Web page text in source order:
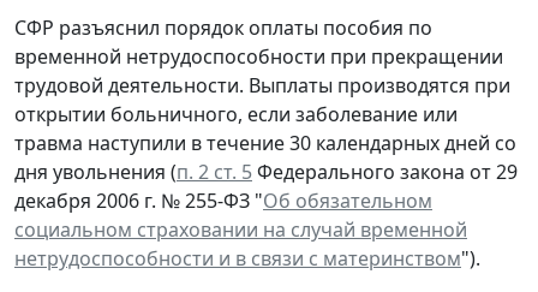
СФР разъяснил порядок оплаты пособия по
временной нетрудоспособности при прекращении
трудовой деятельности. Выплаты производятся при
открытии больничного, если заболевание или
травма наступили в течение 30 календарных дней со
дня увольнения (п. 2 ст. 5Федерального закона от 29
декабря 2006 г. № 255-ФЗ "Об обязательном
социальном страховании на случай временной
нетрудоспособности и в связи с материнством").